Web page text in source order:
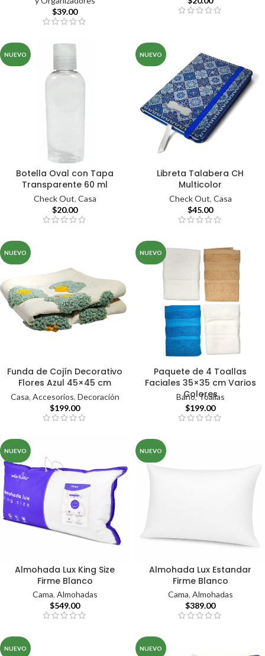
$39.00
NUEVO
Botella Oval con Tapa
Transparente 60 ml
Check Out, Casa
$20.00
NUEVO
Libreta Talabera CH
Multicolor
Check Out, Casa
$45.00
NUEVO
Funda de Cojín Decorativo
Flores Azul 45×45 cm
Casa, Accesorios, Decoración
$199.00
NUEVO
Paquete de 4 Toallas
Faciales 35×35 cm Varios
Colores
Baño,Toallas
$199.00
NUEVO
Almohada Lux King Size
Firme Blanco
Cama, Almohadas
$549.00
NUEVO
Almohada Lux Estandar
Firme Blanco
Cama, Almohadas
$389.00
NUEVO NUEVO